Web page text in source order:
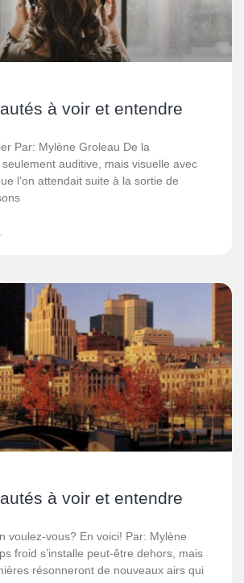
à voir et entendre
Par: Mylène Groleau De la
auditive, mais visuelle avec
l’on attendait suite à la sortie de
à voir et entendre
voulez-vous? En voici! Par: Mylène
froid s’installe peut-être dehors, mais
résonneront de nouveaux airs qui